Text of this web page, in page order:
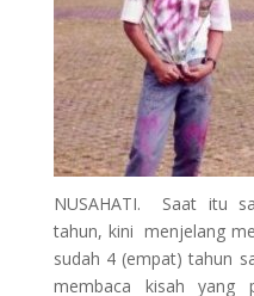
NUSAHATI. Saat itu
tahun, kini menjelang
sudah 4 (empat) tahun
membaca kisah